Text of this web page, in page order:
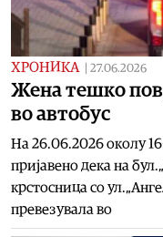
ХРОНИКА 27.06.2026
Жена тешко
во автобус
На 26.06.2026 околу
пријавено дека на
крстосница со
превезувала во